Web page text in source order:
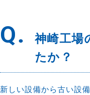
Q.
神崎工場
たか？
新しい設備から古い設